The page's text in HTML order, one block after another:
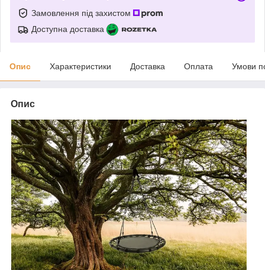
Замовлення під захистом
Доступна доставка
Опис Характеристики Доставка Оплата Умови
Опис